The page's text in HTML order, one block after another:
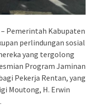
– Pemerintah Kabupaten
perlindungan sosial
yang tergolong
Program Jaminan
Pekerja Rentan, yang
Moutong, H. Erwin